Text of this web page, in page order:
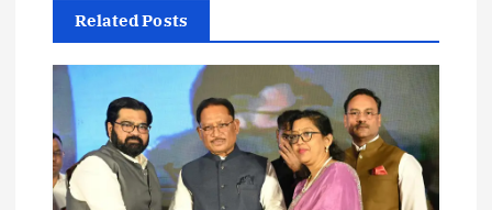
v
g
Related Posts